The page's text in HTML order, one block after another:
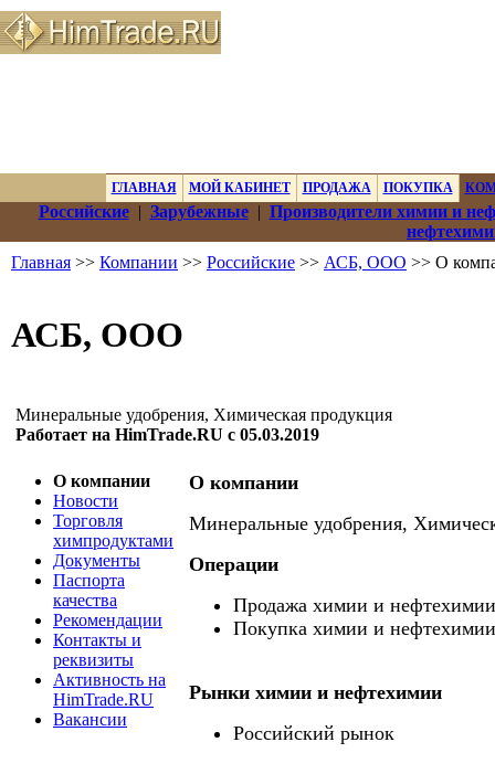
ГЛАВНАЯ МОЙ КАБИНЕТ ПРОДАЖА ПОКУПКА
Российские| Зарубежные| Производители химии и
Главная >> Компании >> Российские >> АСБ, ООО >> О
АСБ, ООО
Минеральные удобрения, Химическая продукция
Работает на HimTrade.RU с 05.03.2019
О компании
Новости
Торговля
химпродуктами
Документы
Паспорта
качества
Рекомендации
Контакты и
реквизиты
Активность на
HimTrade.RU
Вакансии
О компании
Минеральные удобрения,
Операции
Продажа химии и нефтехимии
Покупка химии и нефтехимии
Рынки химии и нефтехимии
Российский рынок